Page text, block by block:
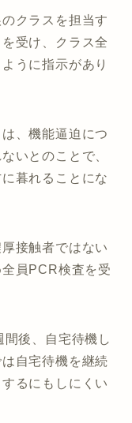
クラスを担当す
受け、クラス全
うに指示があり
、機能逼迫につ
いとのことで、
暮れることにな
接触者ではない
員PCR検査を受
後、自宅待機し
自宅待機を継続
るにもしにくい